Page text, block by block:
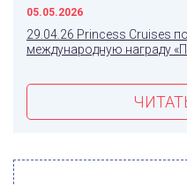
05.05.2026
29.04.26 Princess Cruises
международную награду